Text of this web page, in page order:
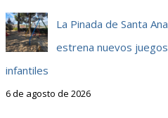
La Pinada de Santa Ana
estrena nuevos juegos
infantiles
6 de agosto de 2026